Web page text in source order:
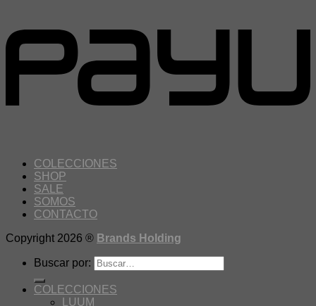
COLECCIONES
SHOP
SALE
SOMOS
CONTACTO
Copyright 2026 ® Brands Holding
Buscar por:
COLECCIONES
LUUM